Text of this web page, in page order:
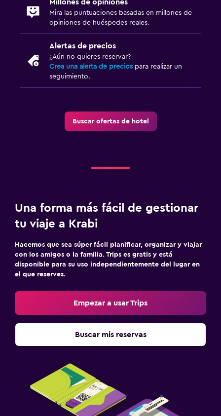
Millones de opiniones
Mira las puntuaciones basadas en millones de
opiniones de huéspedes reales.
Alertas de precios
¿Aún no quieres reservar?
Crea una alerta de precios para realizar un
seguimiento.
Buscar ofertas de hotel
Una forma más fácil de gestionar
tu viaje a Krabi
Hacemos que sea súper fácil planificar, organizar y viajar
con los amigos o la familia. Trips es gratis y está
disponible para su uso independientemente del lugar en
el que reserves.
Empezar a usar Trips
Buscar mis reservas